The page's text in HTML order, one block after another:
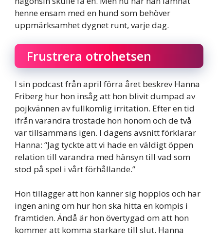
henne ensam med en hund som behöver
uppmärksamhet dygnet runt, varje dag.
Frustrera otrohetsen
I sin podcast från april förra året beskrev Hanna
Friberg hur hon insåg att hon blivit dumpad av
pojkvännen av fullkomlig irritation. Efter en tid
ifrån varandra tröstade hon honom och de två
var tillsammans igen. I dagens avsnitt förklarar
Hanna: “Jag tyckte att vi hade en väldigt öppen
relation till varandra med hänsyn till vad som
stod på spel i vårt förhållande.”
Hon tillägger att hon känner sig hopplös och har
ingen aning om hur hon ska hitta en kompis i
framtiden. Ändå är hon övertygad om att hon
kommer att komma starkare till slut. Hanna